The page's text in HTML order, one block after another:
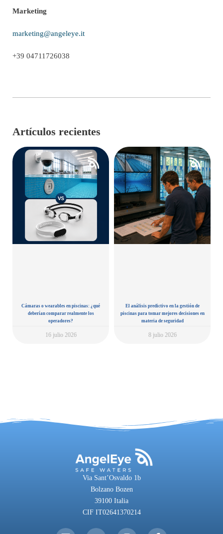
Marketing
marketing@angeleye.it
+39 04711726038
Artículos recientes
Cámaras o wearables en piscinas: ¿qué
deberían comparar realmente los
operadores?
16 julio 2026
El análisis predictivo en la gestión de
piscinas para tomar mejores decisiones en
materia de seguridad
8 julio 2026
Via Sant’Osvaldo 1b
Bolzano Bozen
39100 Italia
CIF IT02641370214